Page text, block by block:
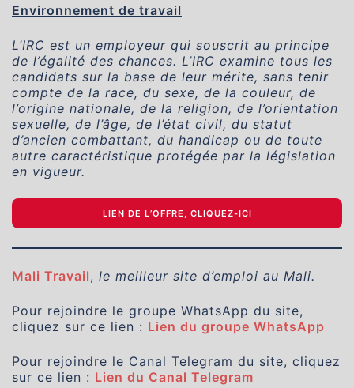
Environnement de travail
L’IRC est un employeur qui souscrit au principe
de l’égalité des chances. L’IRC examine tous les
candidats sur la base de leur mérite, sans tenir
compte de la race, du sexe, de la couleur, de
l’origine nationale, de la religion, de l’orientation
sexuelle, de l’âge, de l’état civil, du statut
d’ancien combattant, du handicap ou de toute
autre caractéristique protégée par la législation
en vigueur.
LIEN DE L’OFFRE, CLIQUEZ-ICI
Mali Travail, le meilleur site d’emploi au Mali.
Pour rejoindre le groupe WhatsApp du site,
cliquez sur ce lien : Lien du groupe WhatsApp
Pour rejoindre le Canal Telegram du site, cliquez
sur ce lien : Lien du Canal Telegram